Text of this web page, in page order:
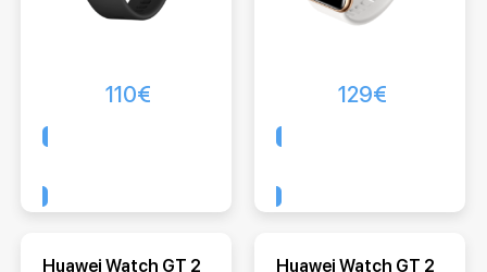
110€ 129€
Huawei Watch GT 2
Huawei Watch GT 2